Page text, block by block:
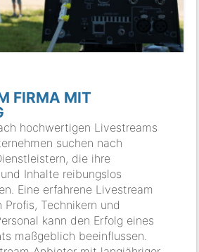
FIRMA MIT
hochwertigen Livestreams
suchen nach
die ihre
Inhalte reibungslos
Eine erfahrene Livestream
Technikern und
kann den Erfolg eines
maßgeblich beeinflussen.